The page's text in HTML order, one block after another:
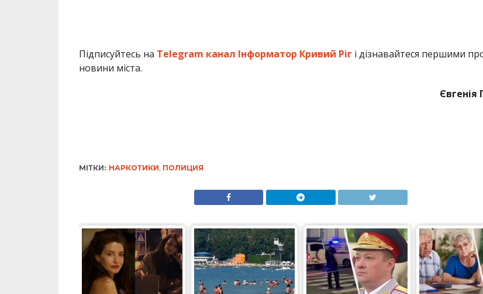
Підписуйтесь на Telegram канал Інформатор Кривий Ріг і дізнавайтеся першими
новини міста.
Євгенія
МІТКИ: НАРКОТИКИ, ПОЛИЦИЯ